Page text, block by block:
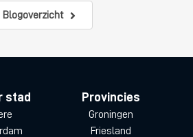
Blogoverzicht
stad Provincies
Groningen
Friesland